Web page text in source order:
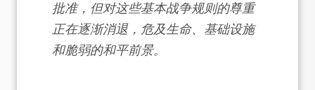
批准，但对这些基本战争规则的尊重
正在逐渐消退，危及生命、基础设施
和脆弱的和平前景。